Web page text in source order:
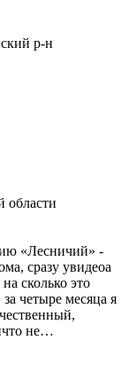
р-н
области
«Лесничий» -
сразу увидеоа
сколько это
четыре месяца я
не…